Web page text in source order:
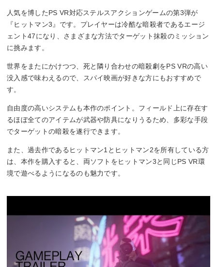
人気を博したPS VR対応ステルスアクションゲームの第3弾が
『ヒットマン3』です。プレイヤーは冷酷な暗殺者であるエージ
ェント47になり、さまざまな方法でターゲット抹殺のミッション
に挑みます。
世界をまたにかけつつ、死と隣り合わせの暗殺劇をPS VRの高い
没入感で味わえるので、スパイ映画が好きな方にもおすすめで
す。
自由度の高いシステムも本作のポイント。フィールド上に存在す
るほぼ全てのアイテムが武器や防具になりうるため、多彩な手段
でターゲットの暗殺を遂行できます。
また、過去作であるヒットマン1とヒットマン2を所有している方
は、本作を購入すると、両ソフトをヒットマン3と同じPS VR環
境で遊べるようになるのも魅力です。